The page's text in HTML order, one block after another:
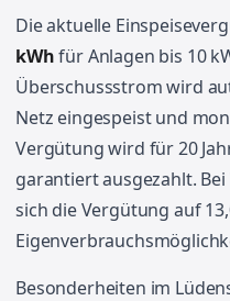
Die aktuelle
kWhfür Anlagen bis 10
Überschussstrom wird
Netz eingespeist und
Vergütung wird für 20
garantiert ausgezahlt.
sich die Vergütung auf
Besonderheiten im